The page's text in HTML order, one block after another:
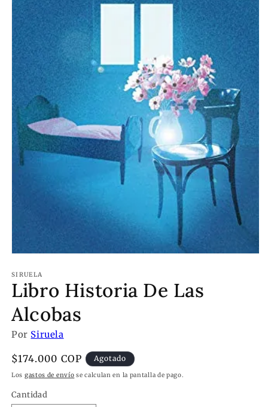
SIRUELA
Libro Historia De Las
Alcobas
Por Siruela
Precio
habitual
$174.000 COP Agotado
Los gastos de envío se calculan en la pantalla de pago.
Cantidad